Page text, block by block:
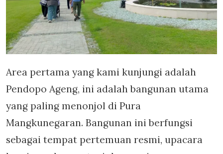
Area pertama yang kami kunjungi adalah
Pendopo Ageng, ini adalah bangunan utama
yang paling menonjol di Pura
Mangkunegaran. Bangunan ini berfungsi
sebagai tempat pertemuan resmi, upacara